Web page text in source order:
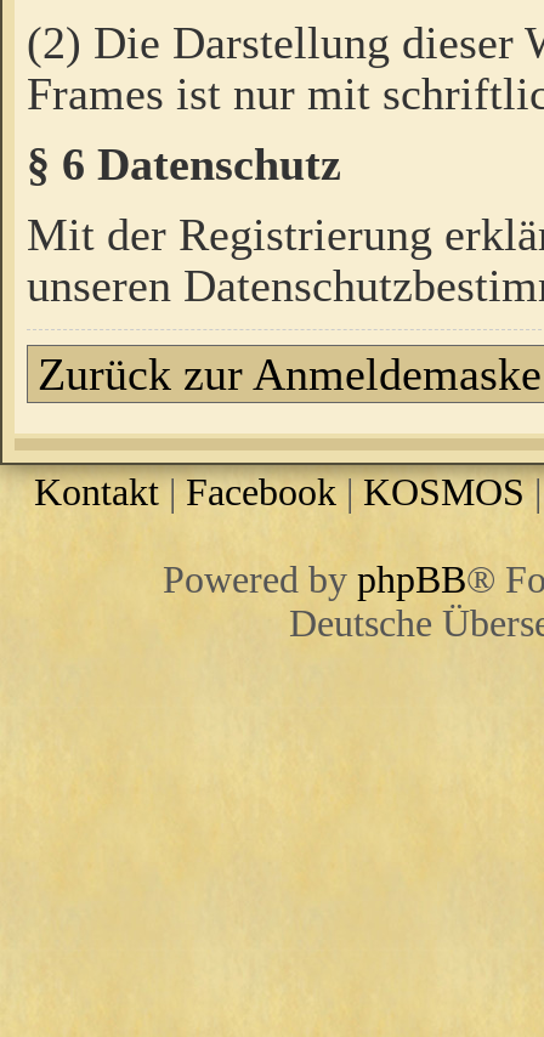
(2) Die Darstellung dieser
Frames ist nur mit
§ 6 Datenschutz
Mit der Registrierung
unseren
Zurück zur Anmeldemaske
Kontakt|Facebook|KOSMOS
Powered by phpBB®
Deutsche